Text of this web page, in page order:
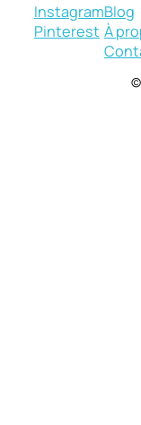
Instagram
Pinterest
Blog
À
©